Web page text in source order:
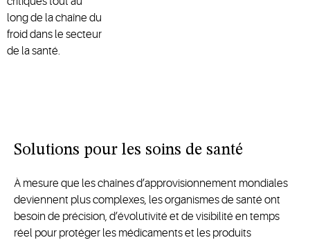
long de la chaîne du
froid dans le secteur
de la santé.
Solutions pour les soins de santé
À mesure que les chaînes d’approvisionnement mondiales
deviennent plus complexes, les organismes de santé ont
besoin de précision, d’évolutivité et de visibilité en temps
réel pour protéger les médicaments et les produits